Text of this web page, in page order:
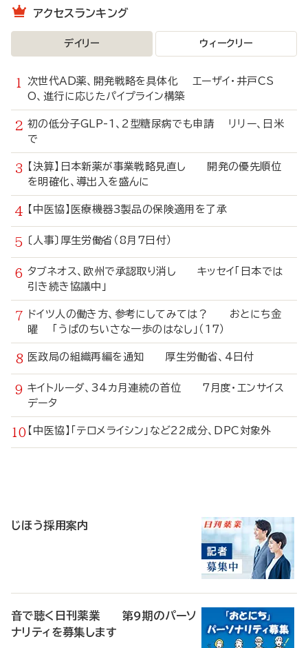
アクセスランキング
デイリー ウィークリー
次世代AD薬、開発戦略を具体化 エーザイ・井戸CS
O、進行に応じたパイプライン構築
初の低分子GLP-1、2型糖尿病でも申請 リリー、日米
で
【決算】日本新薬が事業戦略見直し 開発の優先順位
を明確化、導出入を盛んに
【中医協】医療機器3製品の保険適用を了承
〔人事〕厚生労働省（8月7日付）
タブネオス、欧州で承認取り消し キッセイ「日本では
引き続き協議中」
ドイツ人の働き方、参考にしてみては？ おとにち金
曜 「うぱのちいさな一歩のはなし」（17）
医政局の組織再編を通知 厚生労働省、4日付
キイトルーダ、34カ月連続の首位 7月度・エンサイス
データ
【中医協】「テロメライシン」など22成分、DPC対象外
じほう採用案内
音で聴く日刊薬業 第9期のパーソ
ナリティを募集します